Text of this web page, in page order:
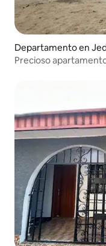
Departamento en
Precioso